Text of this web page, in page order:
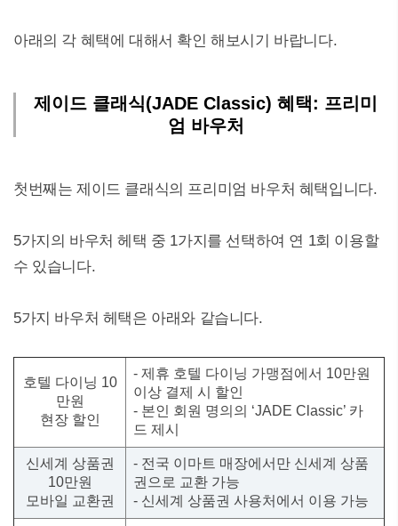
아래의 각 혜택에 대해서 확인 해보시기 바랍니다.
제이드 클래식(JADE Classic) 혜택: 프리미
엄 바우처
첫번째는 제이드 클래식의 프리미엄 바우처 혜택입니다.
5가지의 바우처 헤택 중 1가지를 선택하여 연 1회 이용할
수 있습니다.
5가지 바우처 헤택은 아래와 같습니다.
호텔 다이닝 10
만원
현장 할인
- 제휴 호텔 다이닝 가맹점에서 10만원
이상 결제 시 할인
- 본인 회원 명의의 ‘JADE Classic’ 카
드 제시
신세계 상품권
10만원
모바일 교환권
- 전국 이마트 매장에서만 신세계 상품
권으로 교환 가능
- 신세계 상품권 사용처에서 이용 가능